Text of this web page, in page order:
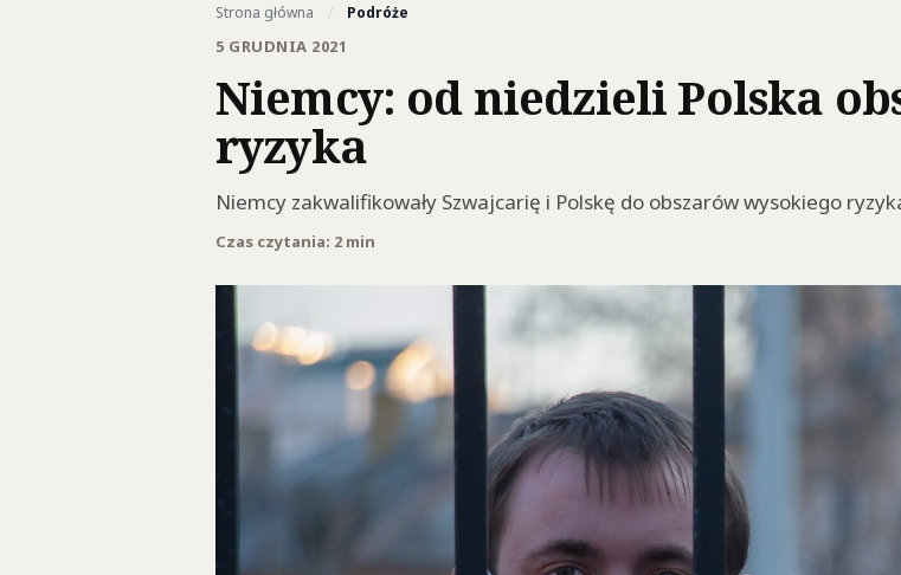
Strona główna / Podróże
5 GRUDNIA 2021
Niemcy: od niedzieli Polska
ryzyka
Niemcy zakwalifikowały Szwajcarię i Polskę do obszarów wysokiego
Czas czytania: 2 min